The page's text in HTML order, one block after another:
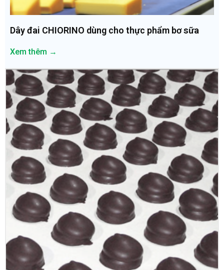
Dây đai CHIORINO dùng cho thực phẩm bơ sữa
Xem thêm →